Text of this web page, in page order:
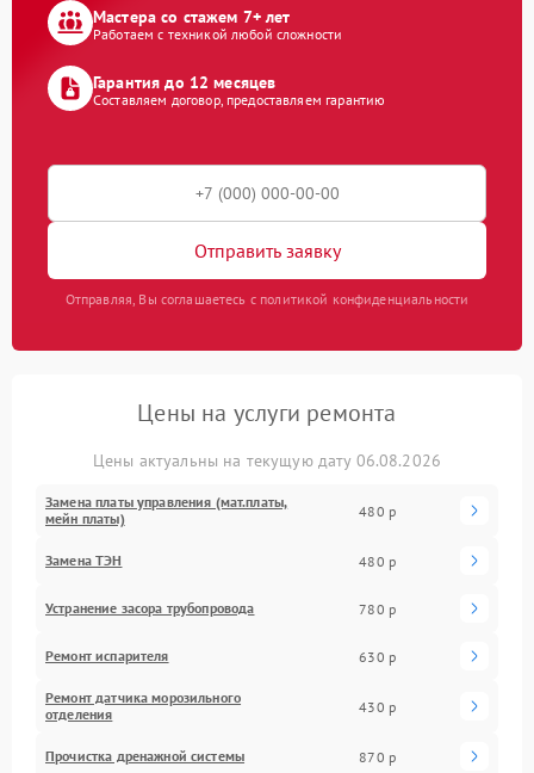
Мастера со стажем 7+ лет
Работаем с техникой любой сложности
Гарантия до 12 месяцев
Составляем договор, предоставляем гарантию
Отправить заявку
Отправляя, Вы соглашаетесь с политикой конфиденциальности
Цены на услуги ремонта
Цены актуальны на текущую дату 06.08.2026
Замена платы управления (мат.платы,
мейн платы)
480 р
Замена ТЭН 480 р
Устранение засора трубопровода 780 р
Ремонт испарителя 630 р
Ремонт датчика морозильного
отделения
430 р
Прочистка дренажной системы 870 р